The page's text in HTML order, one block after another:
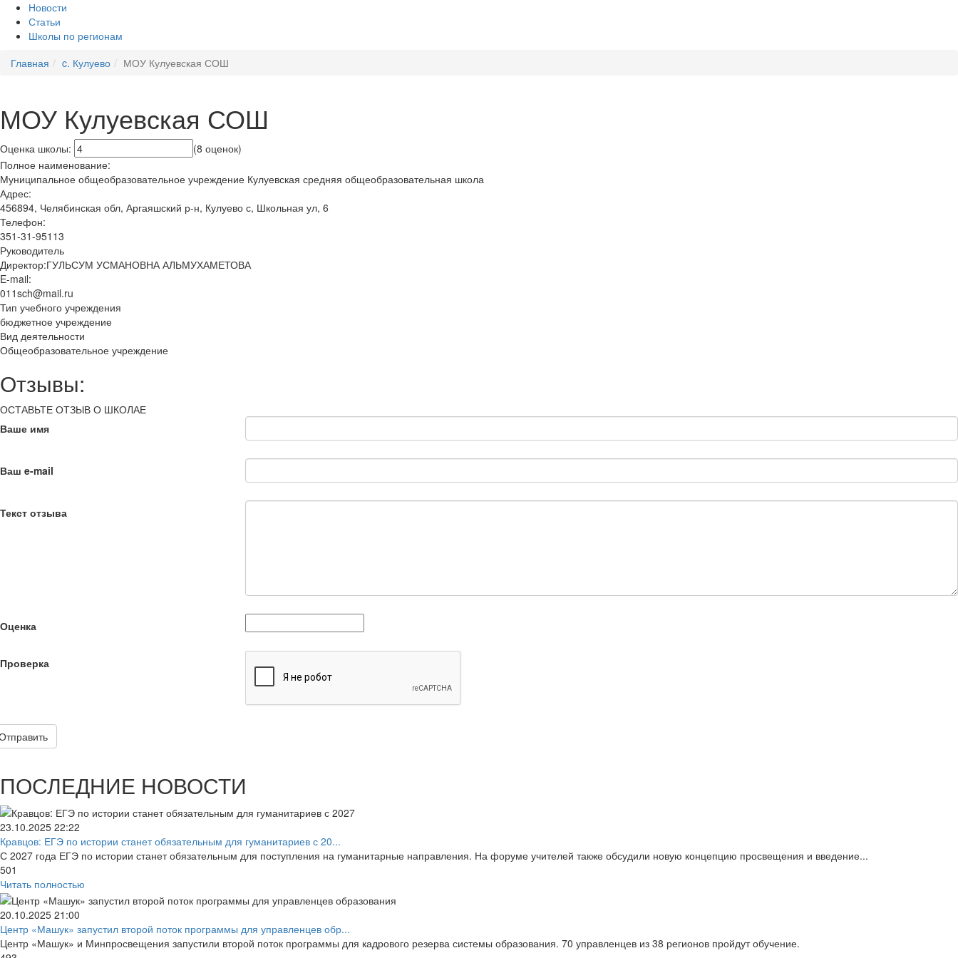
Новости
Статьи
Школы по регионам
Главная
c. Кулуево МОУ Кулуевская СОШ
МОУ Кулуевская СОШ
Оценка школы:
(8 оценок)
Полное наименование:
Муниципальное общеобразовательное учреждение Кулуевская средняя общеобразовательная школа
Адрес:
456894, Челябинская обл, Аргаяшский р-н, Кулуево с, Школьная ул, 6
Телефон:
351-31-95113
Руководитель
Директор:ГУЛЬСУМ УСМАНОВНА АЛЬМУХАМЕТОВА
E-mail:
011sch@mail.ru
Тип учебного учреждения
бюджетное учреждение
Вид деятельности
Общеобразовательное учреждение
Отзывы:
ОСТАВЬТЕ ОТЗЫВ О ШКОЛАЕ
Ваше имя
Ваш e-mail
Текст отзыва
Оценка
Проверка
ПОСЛЕДНИЕ НОВОСТИ
23.10.2025 22:22
Кравцов: ЕГЭ по истории станет обязательным для гуманитариев с 20...
С 2027 года ЕГЭ по истории станет обязательным для поступления на гуманитарные направления. На форуме учителей также обсудили новую концепцию просвещения и введение...
501
Читать полностью
20.10.2025 21:00
Центр «Машук» запустил второй поток программы для управленцев обр...
Центр «Машук» и Минпросвещения запустили второй поток программы для кадрового резерва системы образования. 70 управленцев из 38 регионов пройдут обучение.